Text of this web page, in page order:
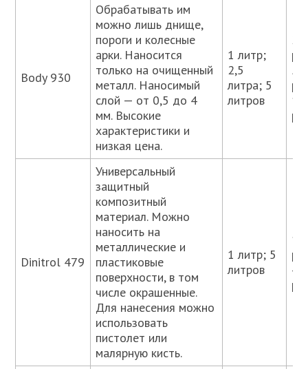
Body 930
Обрабатывать им
можно лишь днище,
пороги и колесные
арки. Наносится
только на очищенный
металл. Наносимый
слой — от 0,5 до 4
мм. Высокие
характеристики и
низкая цена.
1 литр;
2,5
литра; 5
литров
Dinitrol 479
Универсальный
защитный
композитный
материал. Можно
наносить на
металлические и
пластиковые
поверхности, в том
числе окрашенные.
Для нанесения можно
использовать
пистолет или
малярную кисть.
1 литр; 5
литров